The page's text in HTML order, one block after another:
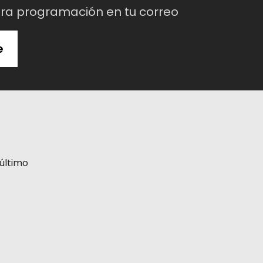
programación en tu correo